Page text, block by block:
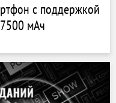
с поддержкой
мАч